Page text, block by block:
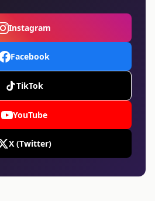
Instagram
Facebook
TikTok
YouTube
X (Twitter)